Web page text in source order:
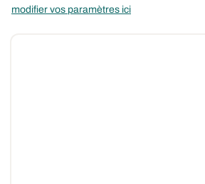
modifier vos paramètres ici